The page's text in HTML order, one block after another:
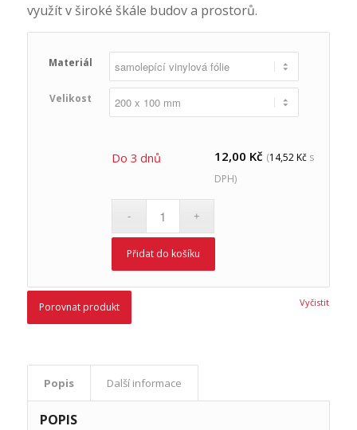
využít v široké škále budov a prostorů.
Materiál
Velikost
Vyčistit
12,00 Kč (14,52Kč s
DPH)
Do 3 dnů
Přidat do košíku
Porovnat produkt
Popis Další informace
POPIS